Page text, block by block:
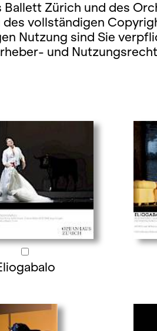
Ballett Zürich und des
vollständigen
Nutzung sind Sie
und